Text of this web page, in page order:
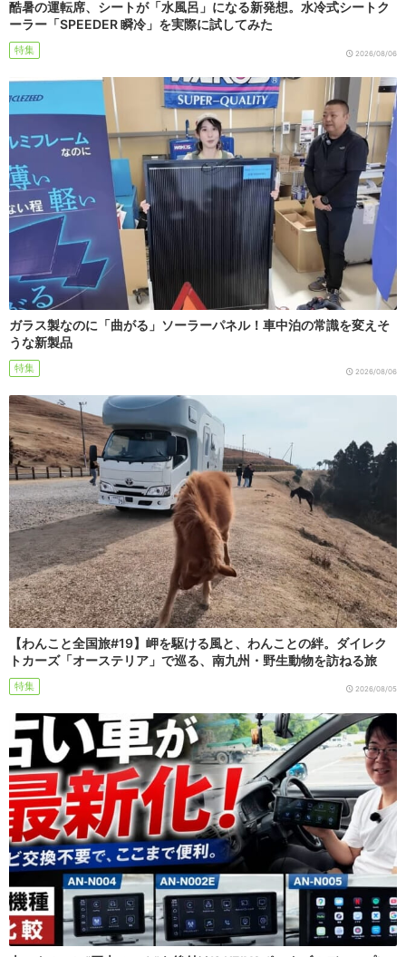
酷暑の運転席、シートが「水風呂」になる新発想。水冷式シートク
ーラー「SPEEDER 瞬冷」を実際に試してみた
特集 2026/08/06
ガラス製なのに「曲がる」ソーラーパネル！車中泊の常識を変えそ
うな新製品
特集 2026/08/06
【わんこと全国旅#19】岬を駆ける風と、わんことの絆。ダイレク
トカーズ「オーステリア」で巡る、南九州・野生動物を訪ねる旅
特集 2026/08/05